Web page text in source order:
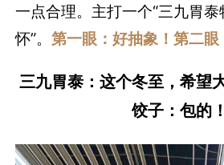
一点合理。主打一个“三九胃
怀”。第一眼：好抽象！第二眼
三九胃泰：这个冬至，希望
饺子：包的！